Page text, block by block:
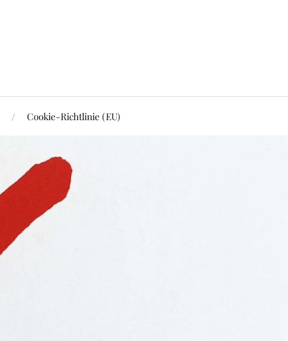
Cookie-Richtlinie (EU)